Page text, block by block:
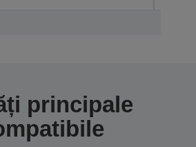
principale